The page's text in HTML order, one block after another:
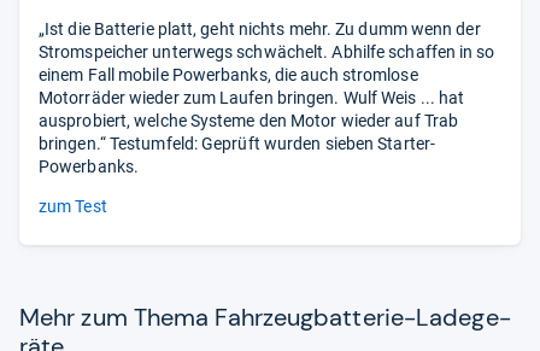
„Ist die Batterie platt, geht nichts mehr. Zu dumm wenn der
Stromspeicher unterwegs schwächelt. Abhilfe schaffen in so
einem Fall mobile Powerbanks, die auch stromlose
Motorräder wieder zum Laufen bringen. Wulf Weis ... hat
ausprobiert, welche Systeme den Motor wieder auf Trab
bringen.“ Testumfeld: Geprüft wurden sieben Starter-
Powerbanks.
zum Test
Mehr zum Thema Fahr­zeug­bat­te­rie-​Lade­ge­